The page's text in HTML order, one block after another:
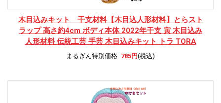
木目込みキット 干支材料【木目込人形材料】とらスト
ラップ 高さ約4cm ボディ本体 2022年干支 寅 木目込み
人形材料 伝統工芸 手芸 木目込みキット トラ TORA
まるぎん特別価格 785円(税込)